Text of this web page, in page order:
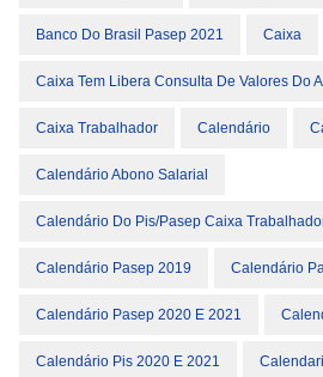
Banco Do Brasil Pasep 2021 Caixa
Caixa Tem Libera Consulta De Valores Do
Caixa Trabalhador Calendário
Calendário Abono Salarial
Calendário Do Pis/pasep Caixa
Calendário Pasep 2019 Calendário
Calendário Pasep 2020 E 2021
Calendário Pis 2020 E 2021